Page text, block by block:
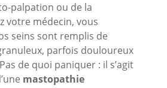
palpation ou de la
votre médecin, vous
seins sont remplis de
parfois douloureux
de quoi paniquer : il s’agit
mastopathie